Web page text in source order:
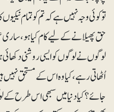
تو کوئی وجہ نہیں ہے کہ تم کو تمام
حق پھیلانے کے لیے کام کیا ہو،
لوگوں نے لوگوں کو ایسی روشنی
اُٹھاتی رہے، کیا وہ اس کے مستحق نہیں
جائے؟ کیا دنیا میں سبھی اس طرح کے